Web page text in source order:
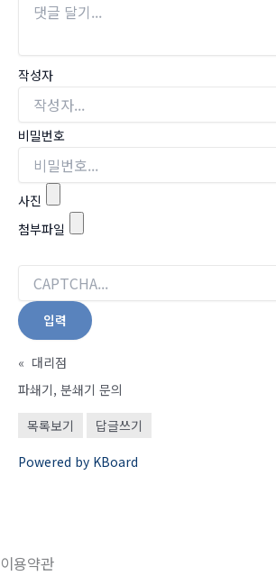
작성자
비밀번호
사진
첨부파일
« 대리점
파쇄기, 분쇄기 문의
목록보기 답글쓰기
Powered by KBoard
이용약관